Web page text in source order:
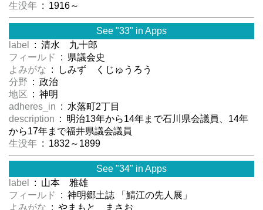
生没年 : 1916～
See "33" in Apps
label
: 清水 九十郎
フィールド
: 県議会史
よみがな : しみず くじゅうろう
分野 : 政治
地区 : 神明
adheres_in : 水落町2丁目
description : 明治13年から14年まで石川県会議員、14年
から17年まで福井県議会議員
生没年 : 1832～1899
See "34" in Apps
label
: 山本 雅雄
フィールド
: 神明郷土誌 「鯖江の先人展」
よみがな : やまもと まさお